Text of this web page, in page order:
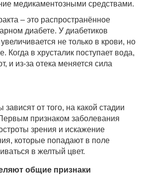
медикаментозными средствами.
– это распространённое
диабете. У диабетиков
не только в крови, но
Когда в хрусталик поступает вода,
и из-за отека меняется сила
от того, на какой стадии
признаком заболевания
зрения и искажение
которые попадают в поле
в желтый цвет.
общие признаки